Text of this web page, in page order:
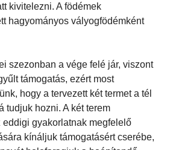
kivitelezni. A födémek
hagyományos vályogfödémként
szezonban a vége felé jár, viszont
támogatás, ezért most
hogy a tervezett két termet a tél
tudjuk hozni. A két terem
eddigi gyakorlatnak megfelelő
kínáljuk támogatásért cserébe,